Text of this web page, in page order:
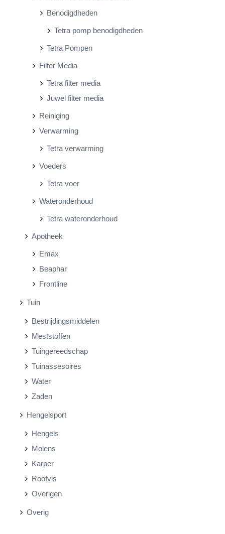
Benodigdheden
Tetra pomp benodigdheden
Tetra Pompen
Filter Media
Tetra filter media
Juwel filter media
Reiniging
Verwarming
Tetra verwarming
Voeders
Tetra voer
Wateronderhoud
Tetra wateronderhoud
Apotheek
Emax
Beaphar
Frontline
Tuin
Bestrijdingsmiddelen
Meststoffen
Tuingereedschap
Tuinassesoires
Water
Zaden
Hengelsport
Hengels
Molens
Karper
Roofvis
Overigen
Overig